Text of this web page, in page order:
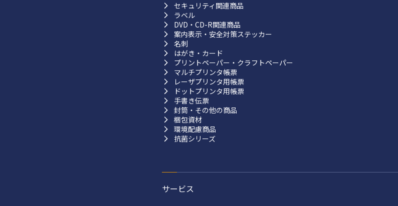
セキュリティ関連商品
ラベル
DVD・CD-R関連商品
案内表示・安全対策ステッカー
名刺
はがき・カード
プリントペーパー・クラフトペーパー
マルチプリンタ帳票
レーザプリンタ用帳票
ドットプリンタ用帳票
手書き伝票
封筒・その他の商品
梱包資材
環境配慮商品
抗菌シリーズ
サービス